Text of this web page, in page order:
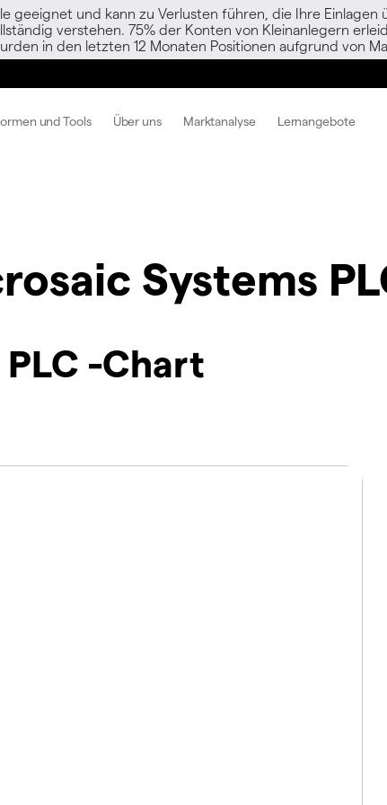
geeignet und kann zu Verlusten führen, die Ihre
verstehen. 75% der Konten von Kleinanlegern
in den letzten 12 Monaten Positionen aufgrund von
und Tools Über uns Marktanalyse Lernangebote
Systems
-Chart